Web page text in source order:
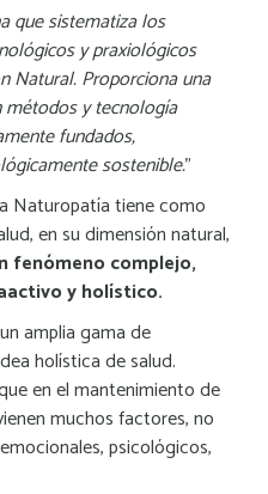
que sistematiza los
y praxiológicos
Natural. Proporciona una
métodos y tecnología
fundados,
sostenible.”
Naturopatía tiene como
en su dimensión natural,
fenómeno complejo,
y holístico.
amplia gama de
holística de salud.
en el mantenimiento de
muchos factores, no
psicológicos,